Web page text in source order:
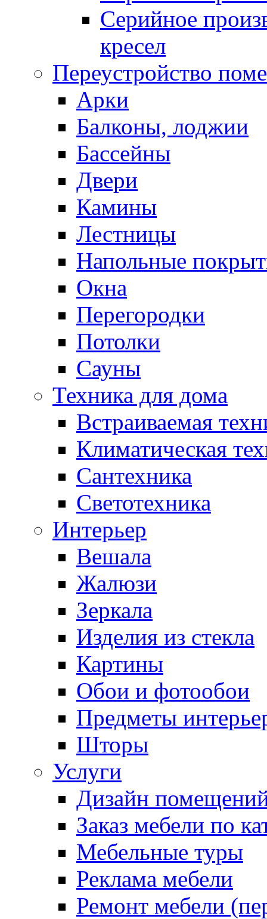
Серийное
кресел
Переустройство
Арки
Балконы, лоджии
Бассейны
Двери
Камины
Лестницы
Напольные
Окна
Перегородки
Потолки
Сауны
Техника для дома
Встраиваемая
Климатическая
Сантехника
Светотехника
Интерьер
Вешала
Жалюзи
Зеркала
Изделия из стекла
Картины
Обои и фотообои
Предметы
Шторы
Услуги
Дизайн
Заказ мебели по
Мебельные туры
Реклама мебели
Ремонт мебели